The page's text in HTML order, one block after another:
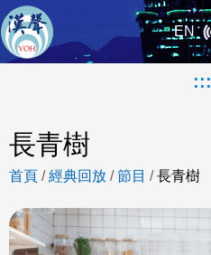
EN
:::
長青樹
首頁 /經典回放 /節目 /長青樹